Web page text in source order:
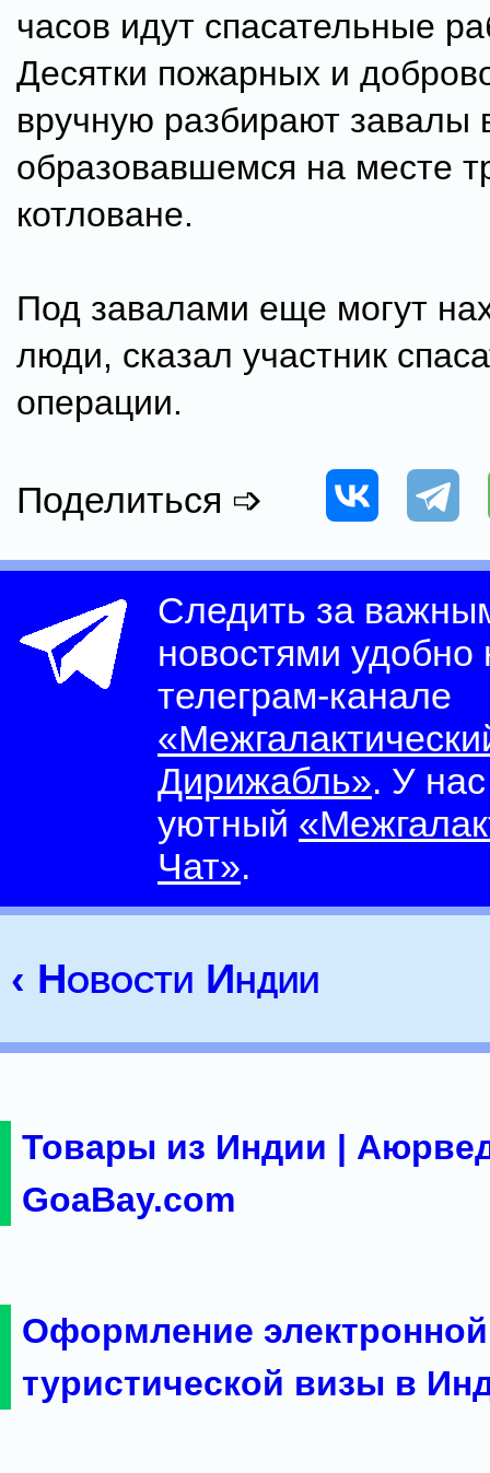
часов идут спасательные
Десятки пожарных и
вручную разбирают завалы
образовавшемся на месте
котловане.
Под завалами еще могут
люди, сказал участник
операции.
Поделиться ➩
Следить за
новостями
телеграм-канале
Дирижабль». У
уютный
Чат».
‹ Новости Индии
Товары из Индии |
GoaBay.com
Оформление электронной
туристической визы в